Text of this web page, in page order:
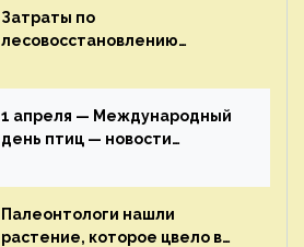
экологии на ECOportal
Затраты по
лесовосстановлению
строительства — новости
экологии на ECOportal
1 апреля — Международный
день птиц — новости
Палеонтологи нашли
растение, которое цвело в